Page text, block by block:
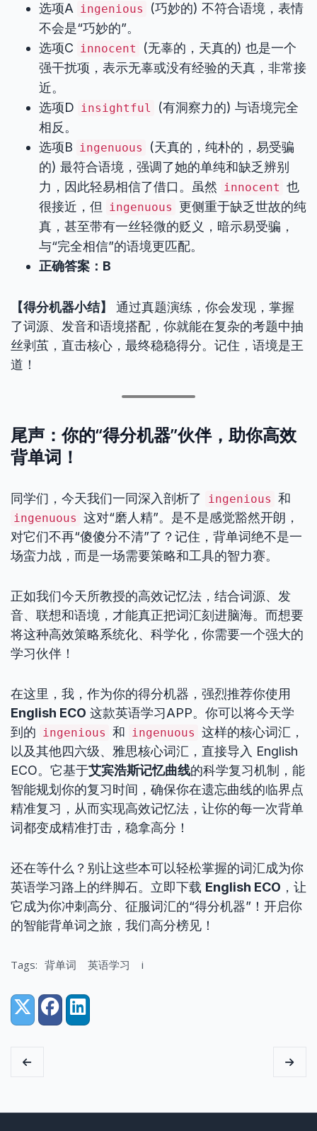
选项A ingenious
(巧妙的) 不符合语境，表情
不会是“巧妙的”。
选项C innocent
(无辜的，天真的) 也是一个
强干扰项，表示无辜或没有经验的天真，非常接
近。
选项D insightful
(有洞察力的) 与语境完全
相反。
选项B ingenuous
(天真的，纯朴的，易受骗
的) 最符合语境，强调了她的单纯和缺乏辨别
力，因此轻易相信了借口。虽然 innocent 也
很接近，但
ingenuous
更侧重于缺乏世故的纯
真，甚至带有一丝轻微的贬义，暗示易受骗，
与“完全相信”的语境更匹配。
正确答案：B
【得分机器小结】
通过真题演练，你会发现，掌握
了词源、发音和语境搭配，你就能在复杂的考题中抽
丝剥茧，直击核心，最终稳稳得分。记住，语境是王
道！
尾声：你的“得分机器”伙伴，助你高效
背单词！
同学们，今天我们一同深入剖析了 ingenious 和
ingenuous 这对“磨人精”。是不是感觉豁然开朗，
对它们不再“傻傻分不清”了？记住，背单词绝不是一
场蛮力战，而是一场需要策略和工具的智力赛。
正如我们今天所教授的高效记忆法，结合词源、发
音、联想和语境，才能真正把词汇刻进脑海。而想要
将这种高效策略系统化、科学化，你需要一个强大的
学习伙伴！
在这里，我，作为你的得分机器，强烈推荐你使用
English ECO 这款英语学习APP。你可以将今天学
到的 ingenious 和 ingenuous 这样的核心词汇，
以及其他四六级、雅思核心词汇，直接导入 English
ECO。它基于艾宾浩斯记忆曲线的科学复习机制，能
智能规划你的复习时间，确保你在遗忘曲线的临界点
精准复习，从而实现高效记忆法，让你的每一次背单
词都变成精准打击，稳拿高分！
还在等什么？别让这些本可以轻松掌握的词汇成为你
英语学习路上的绊脚石。立即下载 English ECO ，让
它成为你冲刺高分、征服词汇的“得分机器”！开启你
的智能背单词之旅，我们高分榜见！
Tags: 背单词 英语学习 i
Share:
X (Twitter)
FacebookLinkedIn